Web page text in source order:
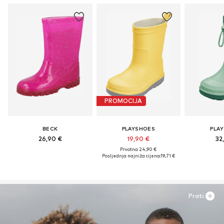
BECK
26,90 €
PROMOCIJA
PLAYSHOES
19,90 €
Prvotno: 24,90 €
Posljednja najniža cijena:19,71 €
Prati